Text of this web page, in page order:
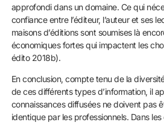
approfondi dans un domaine. Ce qui
confiance entre l’éditeur, l’auteur et ses
maisons d’éditions sont soumises là
économiques fortes qui impactent les
édito 2018b).
En conclusion, compte tenu de la
de ces différents types d’information, il
connaissances diffusées ne doivent pas
identique par les professionnels. Dans